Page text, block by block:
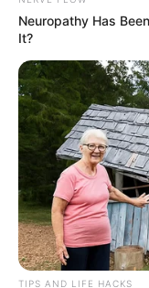
8 Kata Lucu
Minggu ala
Ngenes
Neuropathy Has
It?
TIPS AND LIFE HACKS